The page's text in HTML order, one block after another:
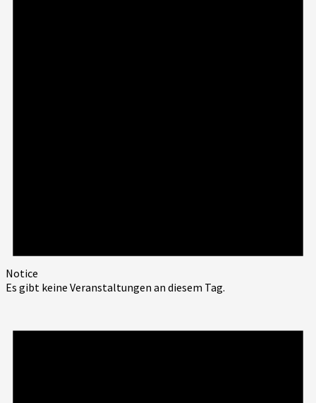
Notice
Es gibt keine Veranstaltungen an diesem Tag.